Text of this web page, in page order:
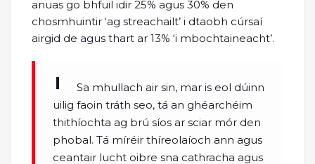
anuas go bhfuil idir 25% agus 30% den
chosmhuintir ‘ag streachailt’ i dtaobh cúrsaí
airgid de agus thart ar 13% ‘i mbochtaineacht’.
Sa mhullach air sin, mar is eol dúinn
uilig faoin tráth seo, tá an ghéarchéim
thithíochta ag brú síos ar sciar mór den
phobal. Tá míréir thíreolaíoch ann agus
ceantair lucht oibre sna cathracha agus